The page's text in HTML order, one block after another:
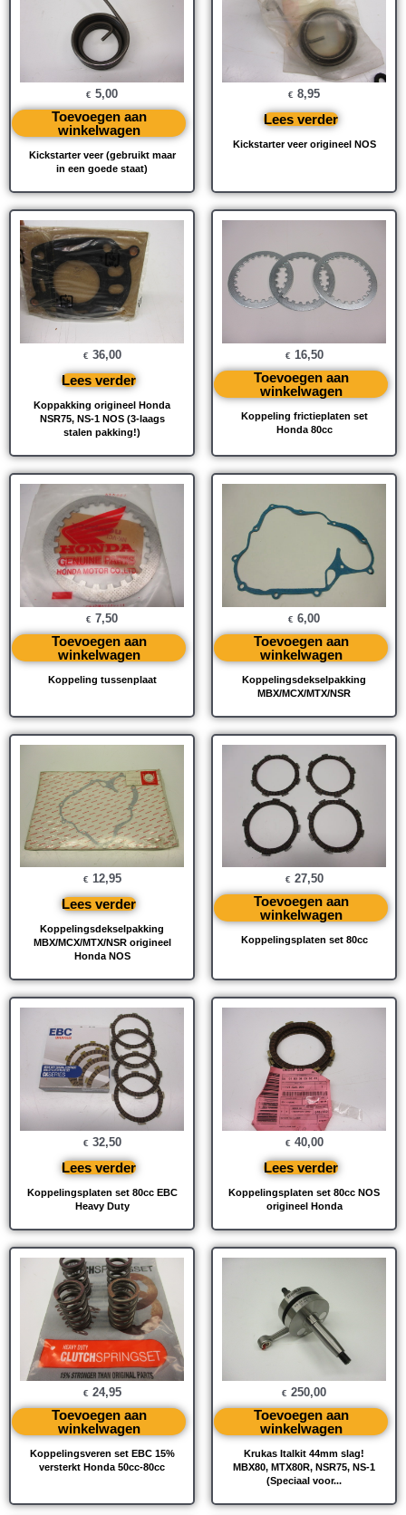
Kickstarter veer (gebruikt maar
in een goede staat)
€ 5,00
Toevoegen aan
winkelwagen
Kickstarter veer origineel NOS
€ 8,95
Lees verder
Koppakking origineel Honda
NSR75, NS-1 NOS (3-laags
stalen pakking!)
€ 36,00
Lees verder
Koppeling frictieplaten set
Honda 80cc
€ 16,50
Toevoegen aan
winkelwagen
Koppeling tussenplaat
€ 7,50
Toevoegen aan
winkelwagen
Koppelingsdekselpakking
MBX/MCX/MTX/NSR
€ 6,00
Toevoegen aan
winkelwagen
Koppelingsdekselpakking
MBX/MCX/MTX/NSR origineel
Honda NOS
€ 12,95
Lees verder
Koppelingsplaten set 80cc
€ 27,50
Toevoegen aan
winkelwagen
Koppelingsplaten set 80cc EBC
Heavy Duty
€ 32,50
Lees verder
Koppelingsplaten set 80cc NOS
origineel Honda
€ 40,00
Lees verder
Koppelingsveren set EBC 15%
versterkt Honda 50cc-80cc
€ 24,95
Toevoegen aan
winkelwagen
Krukas Italkit 44mm slag!
MBX80, MTX80R, NSR75, NS-1
(Speciaal voor...
€ 250,00
Toevoegen aan
winkelwagen